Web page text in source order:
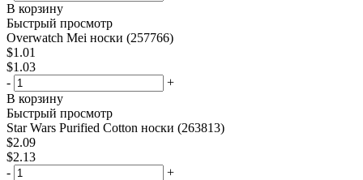
В корзину
Быстрый просмотр
Overwatch Mei носки (257766)
$1.01
$1.03
-
+
В корзину
Быстрый просмотр
Star Wars Purified Cotton носки (263813)
$2.09
$2.13
-
+